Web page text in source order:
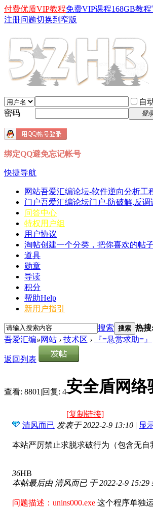
付费优质VIP教程免费VIP课程168GB教程
注册问题切换到窄版
自
密码
登
绑定QQ避免忘记帐号
快捷导航
网站吾爱汇编论坛-软件逆向分析工
门户吾爱汇编论坛门户-防破解,反调
问答中心
特权用户组
用户协议
淘帖创建一个分类，把你喜欢的帖
道具
勋章
导读
积分
帮助Help
新用户指引
搜索 搜索 热搜:
吾爱汇编»网站 › 技术区 › 『=悬赏求助=』
返回列表
查看: 8801 |回复: 4安全盾网络
[复制链接]
清风而已 发表于 2022-2-9 13:10 | 显
本站严厉禁止求脱求破行为（包含无
36HB
本帖最后由 清风而已 于 2022-2-9 15:29
问题描述：unins000.exe 这个程序单独